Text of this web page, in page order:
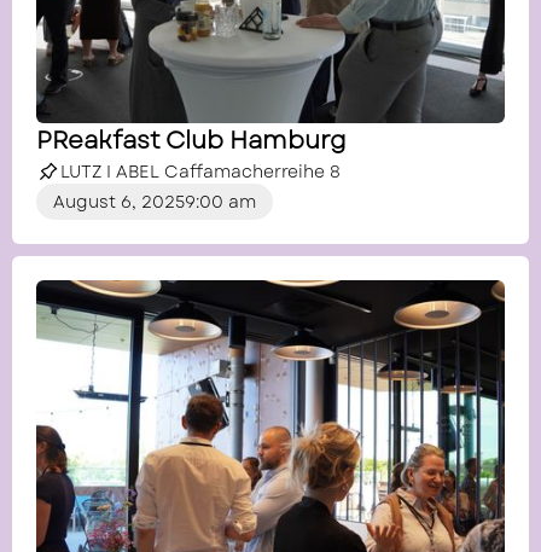
PReakfast Club Hamburg
LUTZ I ABEL Caffamacherreihe 8
August 6, 20259:00 am